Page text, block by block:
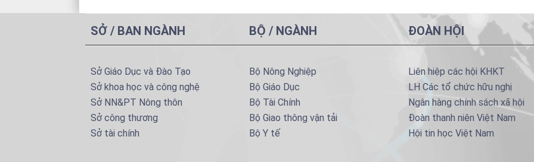
SỞ / BAN NGÀNH
Sở Giáo Dục và Đào Tạo
Sở khoa học và công nghệ
Sở NN&PT Nông thôn
Sở công thương
Sở tài chính
BỘ / NGÀNH
Bộ Nông Nghiệp
Bộ Giáo Dục
Bộ Tài Chính
Bộ Giao thông vận tải
Bộ Y tế
ĐOÀN HỘI
Liên hiệp các hội KHKT
LH Các tổ chức hữu nghị
Ngân hàng chính sách xã hội
Đoàn thanh niên Việt Nam
Hội tin học Việt Nam